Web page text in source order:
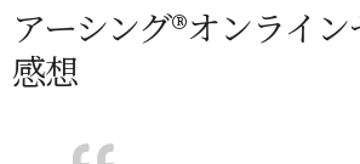
アーシング®オンライ
感想